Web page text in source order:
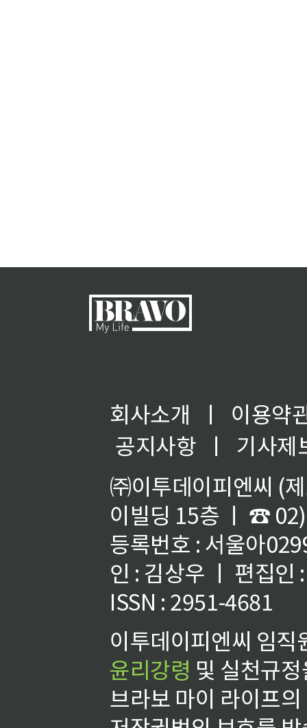
회사소개 ㅣ
이용약
공지사항
ㅣ
기사제
㈜이투데이피엔씨 (
이빌딩 15층 ㅣ ☎
등록번호 : 서울아
인 : 김상우 ㅣ 편집인
ISSN : 2951-4681
이투데이피엔씨 임
윤리강령 및 실천규
브라보 마이 라이프